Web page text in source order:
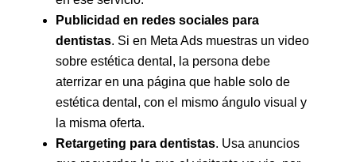
Publicidad en redes sociales para
dentistas. Si en Meta Ads muestras un video
sobre estética dental, la persona debe
aterrizar en una página que hable solo de
estética dental, con el mismo ángulo visual y
la misma oferta.
Retargeting para dentistas. Usa anuncios